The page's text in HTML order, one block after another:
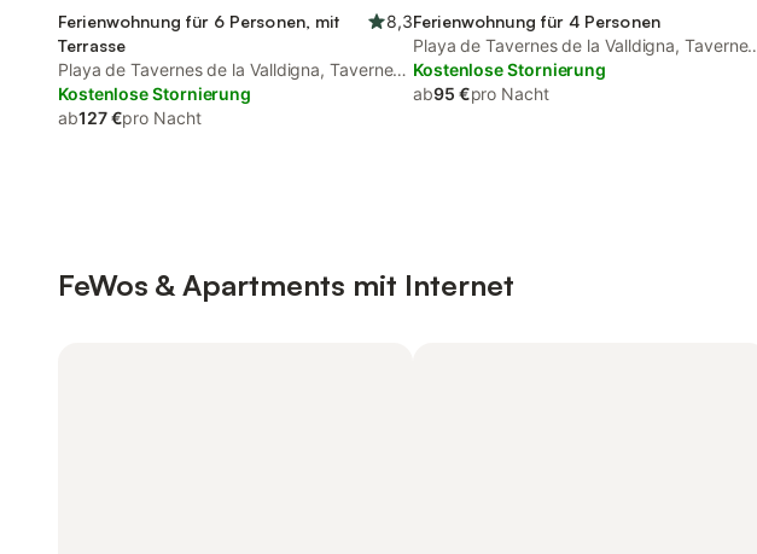
Ferienwohnung für 6 Personen, mit
Terrasse
8,3
Playa de Tavernes de la Valldigna, Tavernes
de la Valldigna
Kostenlose Stornierung
ab127 €pro Nacht
Ferienwohnung für 4 Personen
Playa de Tavernes de la Valldigna, Tavernes
de la Valldigna
Kostenlose Stornierung
ab95 €pro Nacht
FeWos & Apartments mit Internet